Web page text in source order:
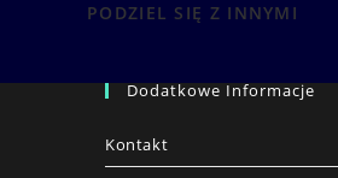
PODZIEL SIĘ Z INNYMI
Dodatkowe Informacje
Kontakt